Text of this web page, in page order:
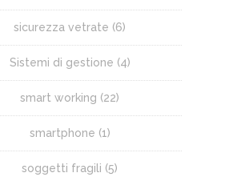
sicurezza vetrate (6)
Sistemi di gestione (4)
smart working (22)
smartphone (1)
soggetti fragili (5)